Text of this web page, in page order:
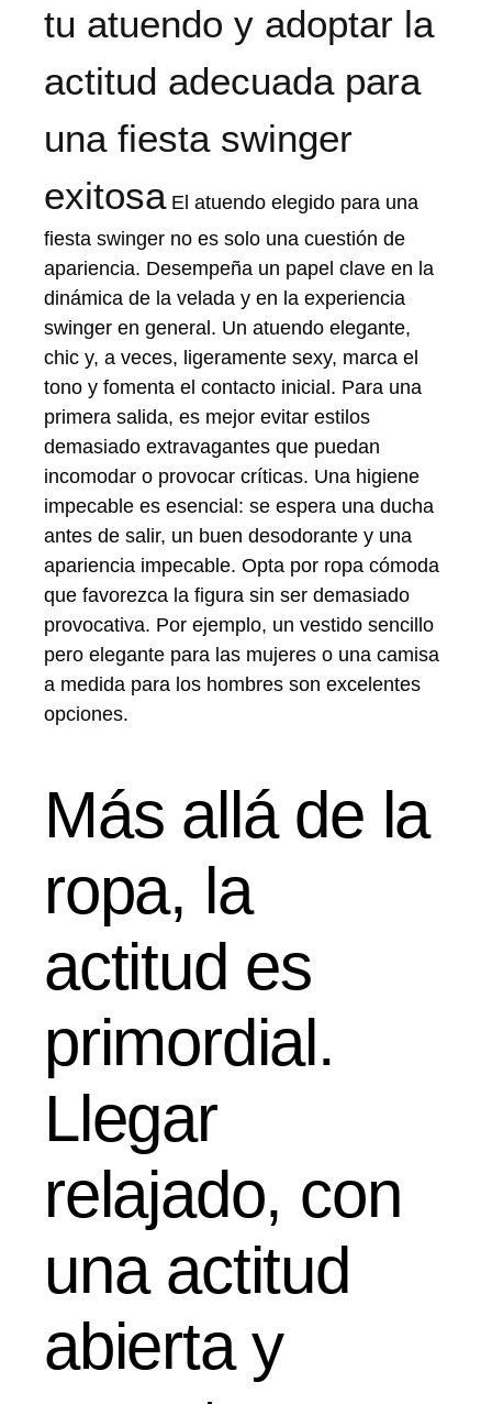
tu atuendo y adoptar la
actitud adecuada para
una fiesta swinger
exitosaEl atuendo elegido para una
fiesta swinger no es solo una cuestión de
apariencia. Desempeña un papel clave en la
dinámica de la velada y en la experiencia
swinger en general. Un atuendo elegante,
chic y, a veces, ligeramente sexy, marca el
tono y fomenta el contacto inicial. Para una
primera salida, es mejor evitar estilos
demasiado extravagantes que puedan
incomodar o provocar críticas. Una higiene
impecable es esencial: se espera una ducha
antes de salir, un buen desodorante y una
apariencia impecable. Opta por ropa cómoda
que favorezca la figura sin ser demasiado
provocativa. Por ejemplo, un vestido sencillo
pero elegante para las mujeres o una camisa
a medida para los hombres son excelentes
opciones.
Más allá de la
ropa, la
actitud es
primordial.
Llegar
relajado, con
una actitud
abierta y